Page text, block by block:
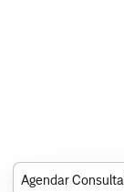
Agendar Consulta